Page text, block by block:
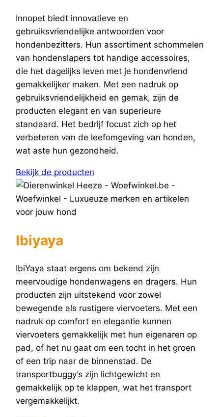
Innopet biedt innovatieve en
gebruiksvriendelijke antwoorden voor
hondenbezitters. Hun assortiment schommelen
van hondenslapers tot handige accessoires,
die het dagelijks leven met je hondenvriend
gemakkelijker maken. Met een nadruk op
gebruiksvriendelijkheid en gemak, zijn de
producten elegant en van superieure
standaard. Het bedrijf focust zich op het
verbeteren van de leefomgeving van honden,
wat aste hun gezondheid.
Bekijk de producten
Ibiyaya
IbiYaya staat ergens om bekend zijn
meervoudige hondenwagens en dragers. Hun
producten zijn uitstekend voor zowel
bewegende als rustigere viervoeters. Met een
nadruk op comfort en elegantie kunnen
viervoeters gemakkelijk met hun eigenaren op
pad, of het nu gaat om een tocht in het groen
of een trip naar de binnenstad. De
transportbuggy’s zijn lichtgewicht en
gemakkelijk op te klappen, wat het transport
vergemakkelijkt.